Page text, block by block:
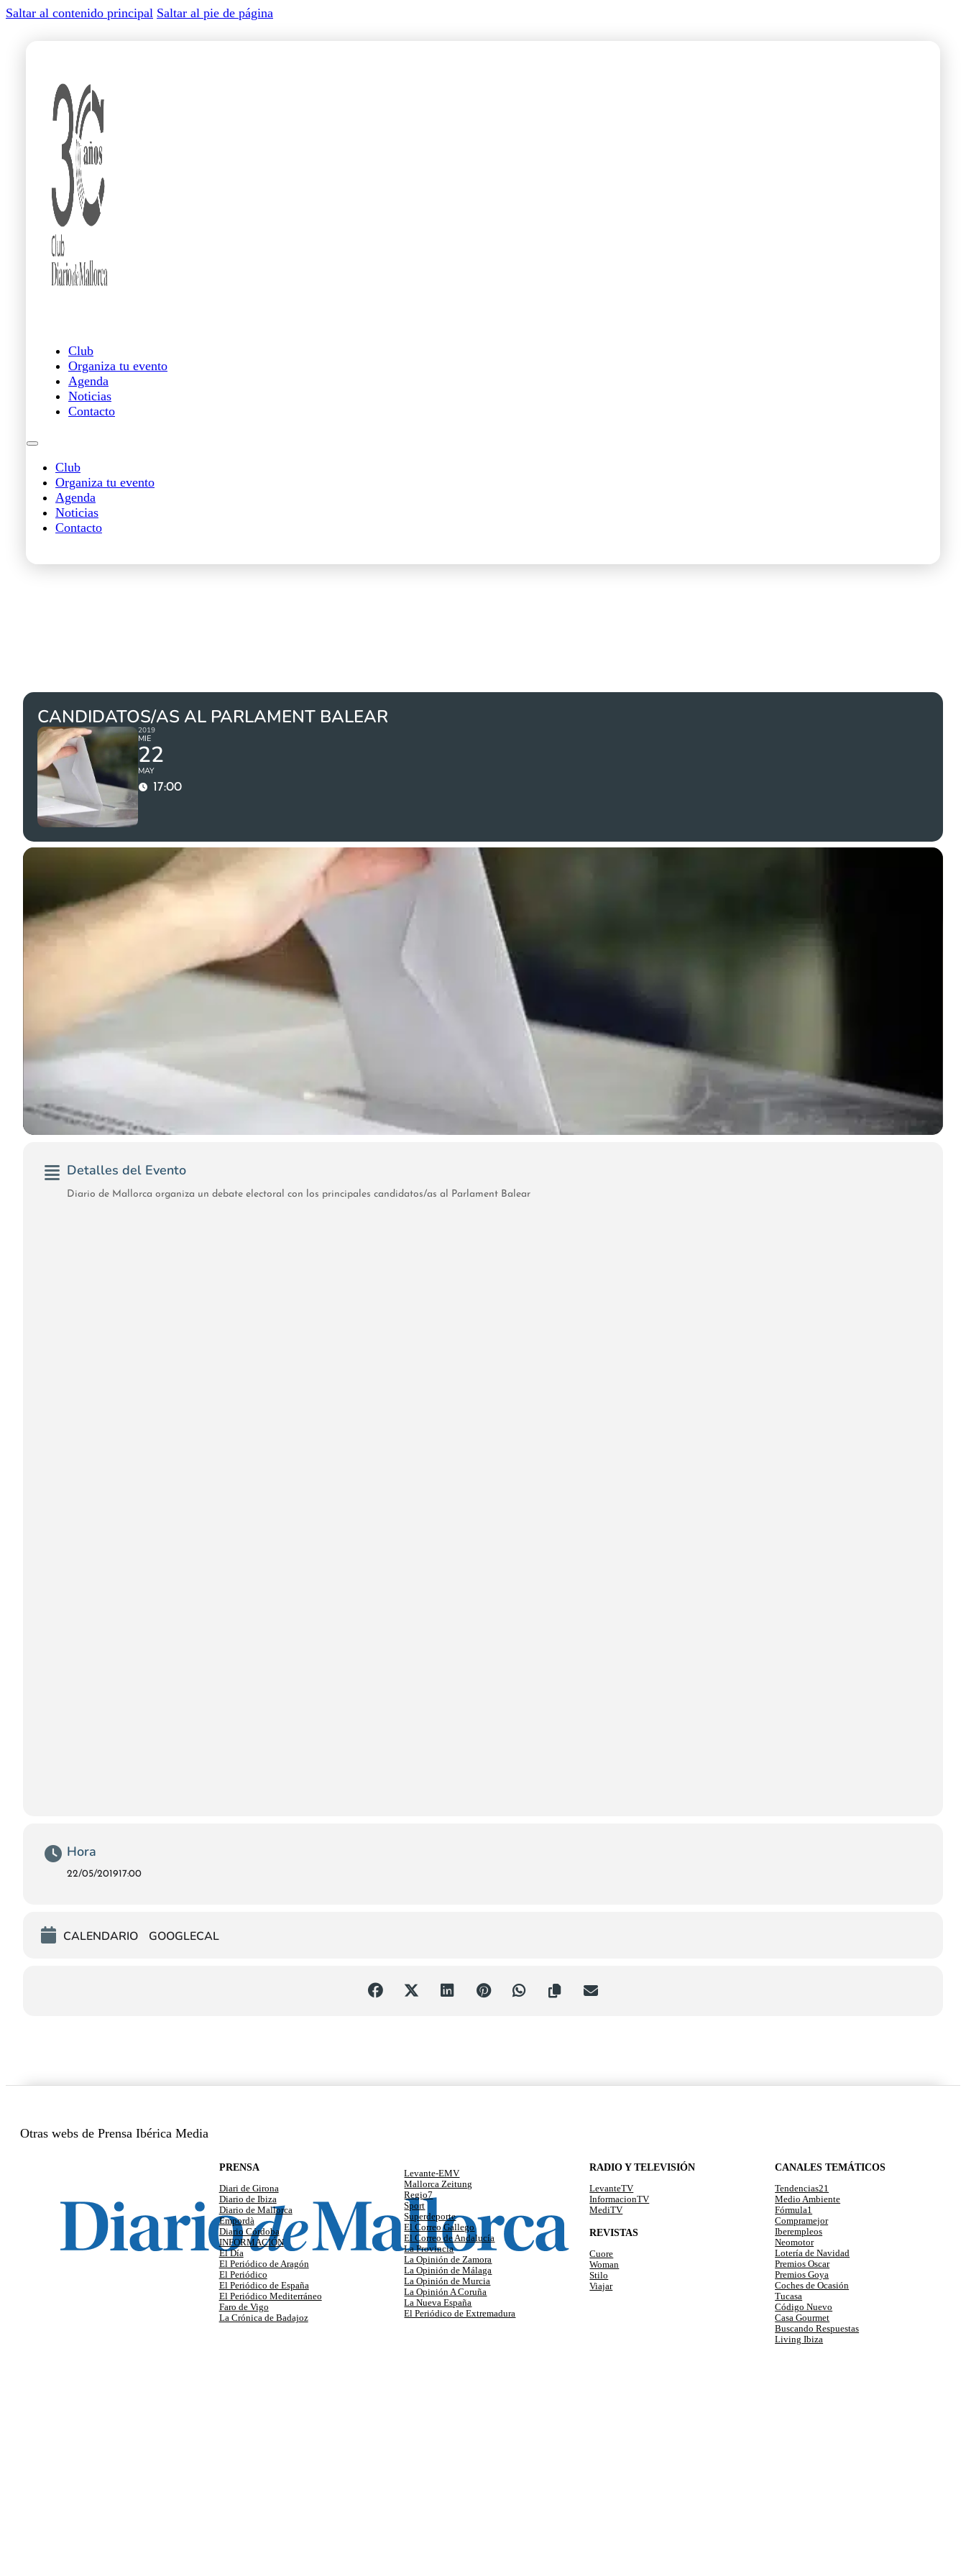
Saltar al contenido principal Saltar al pie de página
Club
Organiza tu evento
Agenda
Noticias
Contacto
Club
Organiza tu evento
Agenda
Noticias
Contacto
CANDIDATOS/AS AL PARLAMENT BALEAR
2019
MIE
22
MAY
17:00
Detalles del Evento
Diario de Mallorca organiza un debate electoral con los principales candidatos/as al Parlament Balear
Hora
22/05/201917:00
CALENDARIO GOOGLECAL
Otras webs de Prensa Ibérica Media
PRENSA
Diari de Girona
Diario de Ibiza
Diario de Mallorca
Empordà
Diario Córdoba
INFORMACIÓN
El Día
El Periódico de Aragón
El Periódico
El Periódico de España
El Periódico Mediterráneo
Faro de Vigo
La Crónica de Badajoz
Levante-EMV
Mallorca Zeitung
Regio7
Sport
Superdeporte
El Correo Gallego
El Correo de Andalucía
La Provincia
La Opinión de Zamora
La Opinión de Málaga
La Opinión de Murcia
La Opinión A Coruña
La Nueva España
El Periódico de Extremadura
RADIO Y TELEVISIÓN
LevanteTV
InformacionTV
MediTV
REVISTAS
Cuore
Woman
Stilo
Viajar
CANALES TEMÁTICOS
Tendencias21
Medio Ambiente
Fórmula1
Compramejor
Iberempleos
Neomotor
Lotería de Navidad
Premios Oscar
Premios Goya
Coches de Ocasión
Tucasa
Código Nuevo
Casa Gourmet
Buscando Respuestas
Living Ibiza